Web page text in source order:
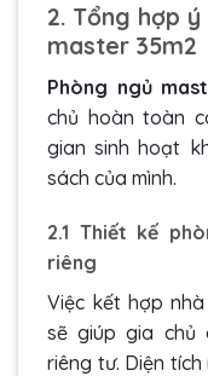
2. Tổng hợp
master 35m2
Phòng ngủ
chủ hoàn toàn
gian sinh hoạt
sách của mình.
2.1 Thiết kế
riêng
Việc kết hợp
sẽ giúp gia chủ
riêng tư. Diện